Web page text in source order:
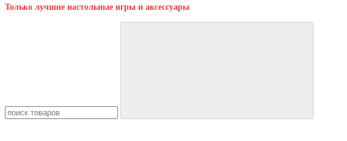
Только лучшие настольные игры и аксессуары